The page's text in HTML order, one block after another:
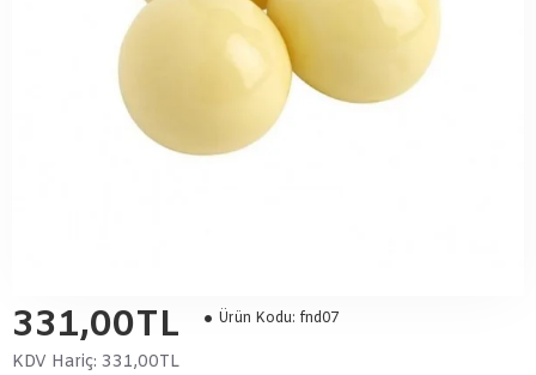
331,00TL
KDV Hariç: 331,00TL
Ürün Kodu: fnd07